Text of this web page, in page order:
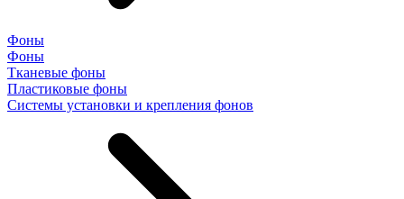
Фоны
Фоны
Тканевые фоны
Пластиковые фоны
Системы установки и крепления фонов